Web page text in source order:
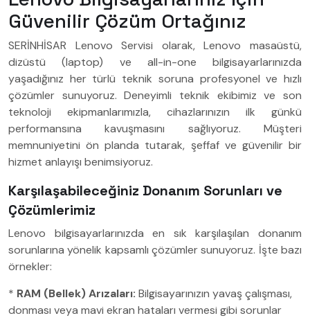
Güvenilir Çözüm Ortağınız
SERİNHİSAR Lenovo Servisi olarak, Lenovo masaüstü,
dizüstü (laptop) ve all-in-one bilgisayarlarınızda
yaşadığınız her türlü teknik soruna profesyonel ve hızlı
çözümler sunuyoruz. Deneyimli teknik ekibimiz ve son
teknoloji ekipmanlarımızla, cihazlarınızın ilk günkü
performansına kavuşmasını sağlıyoruz. Müşteri
memnuniyetini ön planda tutarak, şeffaf ve güvenilir bir
hizmet anlayışı benimsiyoruz.
Karşılaşabileceğiniz Donanım Sorunları ve
Çözümlerimiz
Lenovo bilgisayarlarınızda en sık karşılaşılan donanım
sorunlarına yönelik kapsamlı çözümler sunuyoruz. İşte bazı
örnekler:
* RAM (Bellek) Arızaları: Bilgisayarınızın yavaş çalışması,
donması veya mavi ekran hataları vermesi gibi sorunlar